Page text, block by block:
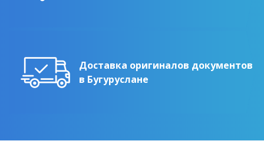
Доставка оригиналов документов
в Бугуруслане